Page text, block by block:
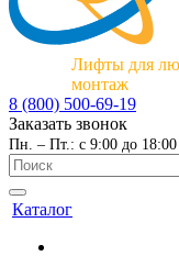
Лифты для
монтаж
8 (800) 500-69-19
Заказать звонок
Пн. – Пт.: с 9:00 до 18:00
Каталог